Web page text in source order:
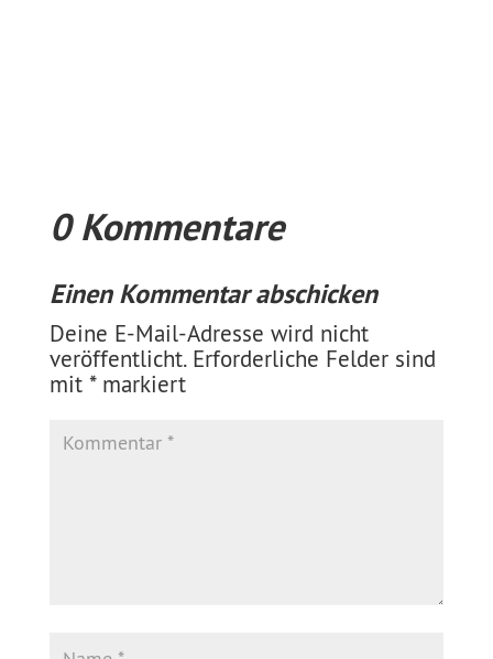
0 Kommentare
Einen Kommentar abschicken
Deine E-Mail-Adresse wird nicht
veröffentlicht. Erforderliche Felder sind
mit *markiert